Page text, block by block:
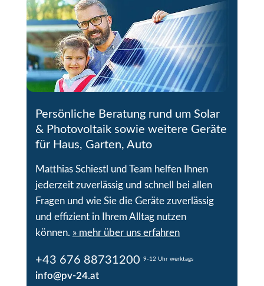
Persönliche Beratung rund um Solar
& Photovoltaik sowie weitere Geräte
für Haus, Garten, Auto
Matthias Schiestl und Team helfen Ihnen
jederzeit zuverlässig und schnell bei allen
Fragen und wie Sie die Geräte zuverlässig
und effizient in Ihrem Alltag nutzen
können. » mehr über uns erfahren
+43 676 88731200 9-12 Uhr werktags
info@pv-24.at